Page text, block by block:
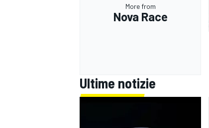
More from
Nova Race
Ultime notizie